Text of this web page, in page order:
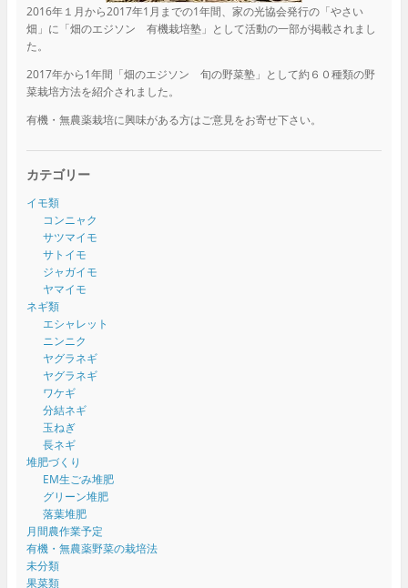
2016年１月から2017年1月までの1年間、家の光協会発行の「やさい
畑」に「畑のエジソン 有機栽培塾」として活動の一部が掲載されまし
た。
2017年から1年間「畑のエジソン 旬の野菜塾」として約６０種類の野
菜栽培方法を紹介されました。
有機・無農薬栽培に興味がある方はご意見をお寄せ下さい。
カテゴリー
イモ類
コンニャク
サツマイモ
サトイモ
ジャガイモ
ヤマイモ
ネギ類
エシャレット
ニンニク
ヤグラネギ
ヤグラネギ
ワケギ
分結ネギ
玉ねぎ
長ネギ
堆肥づくり
EM生ごみ堆肥
グリーン堆肥
落葉堆肥
月間農作業予定
有機・無農薬野菜の栽培法
未分類
果菜類